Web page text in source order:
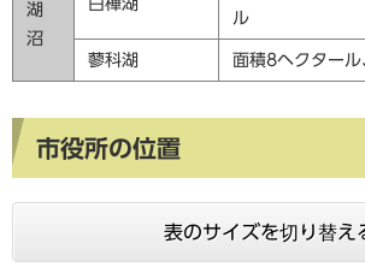
湖
沼
白樺湖
ル
蓼科湖 面積8ヘクター
市役所の位置
表のサイズを切り替え